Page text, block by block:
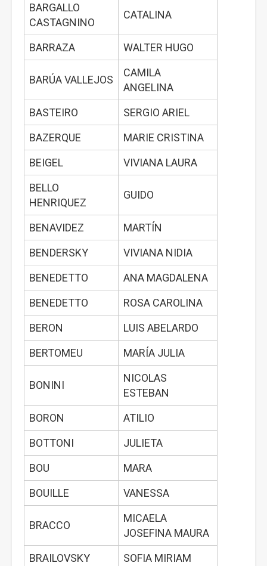
BARGALLO
CASTAGNINO
CATALINA
BARRAZA WALTER HUGO
BARÚA VALLEJOS
CAMILA
ANGELINA
BASTEIRO
SERGIO ARIEL
BAZERQUE
MARIE CRISTINA
BEIGEL
VIVIANA LAURA
BELLO
HENRIQUEZ
GUIDO
BENAVIDEZ
MARTÍN
BENDERSKY
VIVIANA NIDIA
BENEDETTO
ANA MAGDALENA
BENEDETTO
ROSA CAROLINA
BERON
LUIS ABELARDO
BERTOMEU
MARÍA JULIA
BONINI
NICOLAS
ESTEBAN
BORON
ATILIO
BOTTONI
JULIETA
BOU
MARA
BOUILLE
VANESSA
BRACCO
MICAELA
JOSEFINA MAURA
BRAILOVSKY
SOFIA MIRIAM